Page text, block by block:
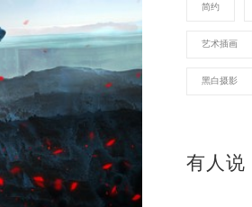
简约
艺术插画
黑白摄影
有人说